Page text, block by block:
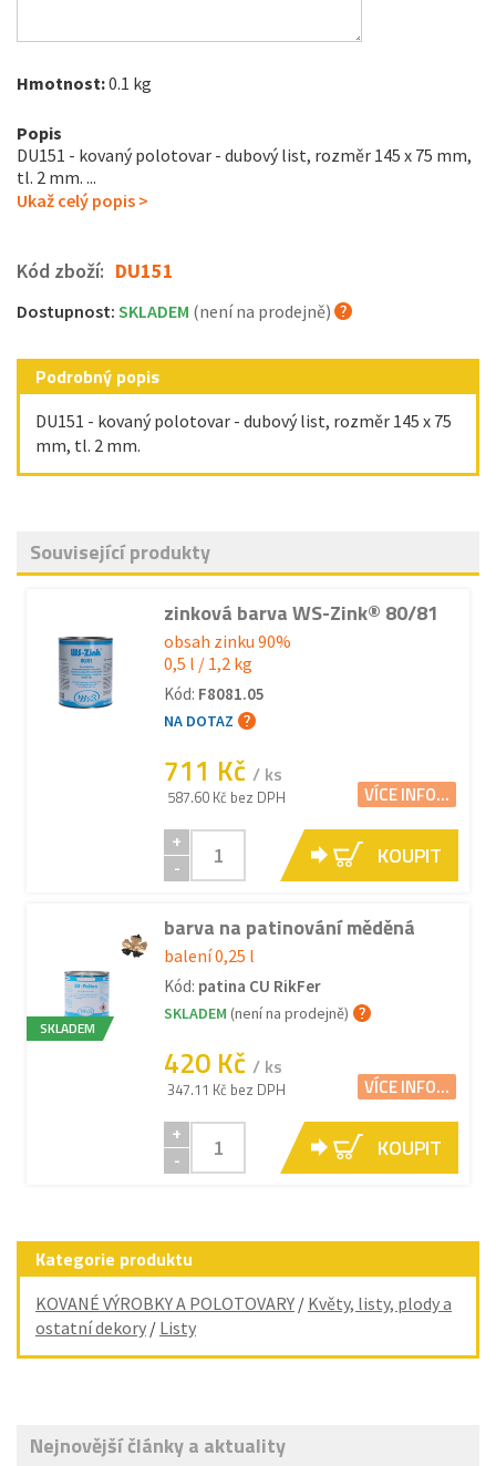
Hmotnost:0.1 kg
Popis
DU151 - kovaný polotovar - dubový list, rozměr 145 x 75 mm,
tl. 2 mm. ...
Ukaž celý popis >
Kód zboží: DU151
Dostupnost: SKLADEM (není na prodejně)
Podrobný popis
DU151 - kovaný polotovar - dubový list, rozměr 145 x 75
mm, tl. 2 mm.
Související produkty
zinková barva WS-Zink® 80/81
obsah zinku 90%
0,5 l / 1,2 kg
Kód: F8081.05
NA DOTAZ
711 Kč / ks
587.60 Kč bez DPH VÍCE INFO...
+
-
KOUPIT
SKLADEM
barva na patinování měděná
balení 0,25 l
Kód: patina CU RikFer
SKLADEM (není na prodejně)
420 Kč / ks
347.11 Kč bez DPH VÍCE INFO...
+
-
KOUPIT
Kategorie produktu
KOVANÉ VÝROBKY A POLOTOVARY / Květy, listy, plody a
ostatní dekory / Listy
Nejnovější články a aktuality